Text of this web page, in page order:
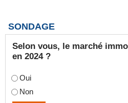
SONDAGE
Selon vous, le marché
en 2024 ?
Oui
Non